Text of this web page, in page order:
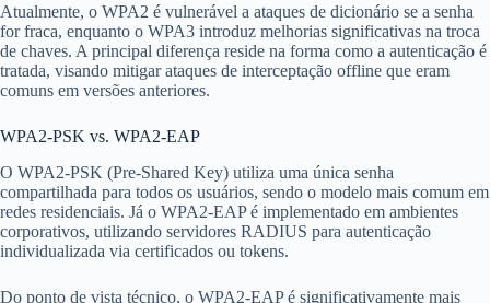
Atualmente, o WPA2 é vulnerável a ataques de dicionário se a senha
for fraca, enquanto o WPA3 introduz melhorias significativas na troca
de chaves. A principal diferença reside na forma como a autenticação é
tratada, visando mitigar ataques de interceptação offline que eram
comuns em versões anteriores.
WPA2-PSK vs. WPA2-EAP
O WPA2-PSK (Pre-Shared Key) utiliza uma única senha
compartilhada para todos os usuários, sendo o modelo mais comum em
redes residenciais. Já o WPA2-EAP é implementado em ambientes
corporativos, utilizando servidores RADIUS para autenticação
individualizada via certificados ou tokens.
Do ponto de vista técnico, o WPA2-EAP é significativamente mais